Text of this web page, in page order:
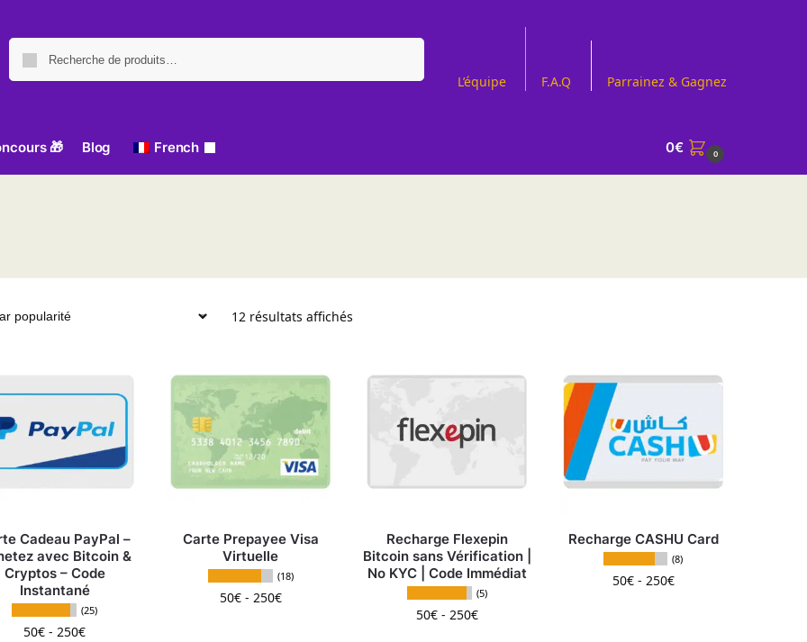
Recherche pour :
L’équipe F.A.Q Parrainez & Gagnez
🎁 Blog French 0€ 0
12 résultats affichésTrié par popularité
Cadeau PayPal –
avec Bitcoin &
Cryptos – Code
Instantané
(25)
50€ -250€
Carte Prepayee Visa
Virtuelle
(18)
50€- 250€
Recharge Flexepin
Bitcoin sans Vérification |
No KYC | Code Immédiat
(5)
50€- 250€
Recharge CASHU Card
(8)
50€- 250€